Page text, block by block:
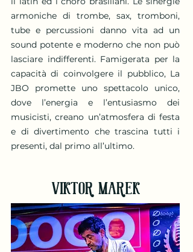
armoniche di trombe, sax, tromboni,
tube e percussioni danno vita ad un
sound potente e moderno che non può
lasciare indifferenti. Famigerata per la
capacità di coinvolgere il pubblico, La
JBO promette uno spettacolo unico,
dove l’energia e l’entusiasmo dei
musicisti, creano un’atmosfera di festa
e di divertimento che trascina tutti i
presenti, dal primo all’ultimo.
VIKTOR MAREK